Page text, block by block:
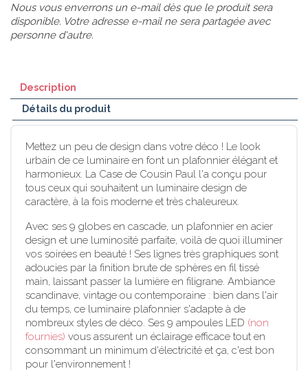
Nous vous enverrons un e-mail dès que le produit sera
disponible. Votre adresse e-mail ne sera partagée avec
personne d'autre.
Description
Détails du produit
Mettez un peu de design dans votre déco ! Le look
urbain de ce luminaire en font un plafonnier élégant et
harmonieux. La Case de Cousin Paul l'a conçu pour
tous ceux qui souhaitent un luminaire design de
caractère, à la fois moderne et très chaleureux.
Avec ses 9 globes en cascade, un plafonnier en acier
design et une luminosité parfaite, voilà de quoi illuminer
vos soirées en beauté ! Ses lignes très graphiques sont
adoucies par la finition brute de sphères en fil tissé
main, laissant passer la lumière en filigrane. Ambiance
scandinave, vintage ou contemporaine : bien dans l'air
du temps, ce luminaire plafonnier s'adapte à de
nombreux styles de déco. Ses 9 ampoules LED (non
fournies) vous assurent un éclairage efficace tout en
consommant un minimum d'électricité et ça, c'est bon
pour l'environnement !